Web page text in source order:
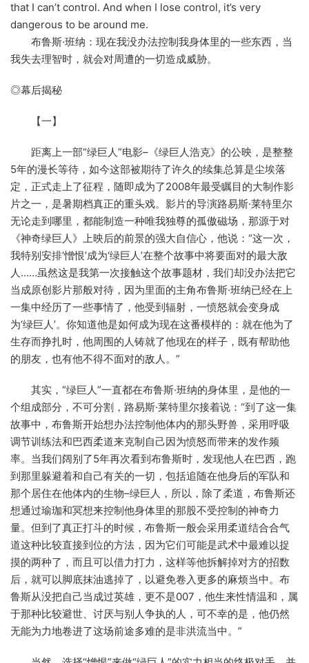
that I can’t control. And when I lose control, it’s very
dangerous to be around me.
布鲁斯·班纳：现在我没办法控制我身体里的一些东西，当
我失去理智时，就会对周遭的一切造成威胁。
◎幕后揭秘
【一】
距离上一部“绿巨人”电影–《绿巨人浩克》的公映，是整整
5年的漫长等待，如今这部被期待了许久的续集总算是尘埃落
定，正式走上了征程，随即成为了2008年最受瞩目的大制作影
片之一，是暑期档真正的重头戏。影片的导演路易斯·莱特里尔
无论走到哪里，都能制造一种唯我独尊的孤傲磁场，那源于对
《神奇绿巨人》上映后的前景的强大自信心，他说：“这一次，
我特别安排‘憎恨’成为‘绿巨人’在整个故事中将要面对的最大敌
人……虽然这是我第一次接触这个故事题材，我们却没办法把它
当成原创影片那般对待，因为里面的主角布鲁斯·班纳已经在上
一集中经历了一些事情了，他受到辐射，一愤怒就会变身成
为‘绿巨人’。你知道他是如何成为现在这番模样的：就在他为了
生存而挣扎时，他周围的人铸就了他现在的样子，既有帮助他
的朋友，也有他不得不面对的敌人。”
其实，“绿巨人”一直都在布鲁斯·班纳的身体里，是他的一
个组成部分，不可分割，路易斯·莱特里尔接着说：“到了这一集
故事中，布鲁斯开始想办法控制他体内的那头野兽，采用呼吸
调节训练法和巴西柔道来克制自己因为愤怒而带来的发作频
率。当我们阔别了5年再次看到布鲁斯时，发现他人在巴西，跑
到那里躲避着和自己有关的一切，包括追随在他身后的军队和
那个居住在他体内的生物–绿巨人，所以，除了柔道，布鲁斯还
想通过瑜珈和冥想来控制他身体里的那股不受控制的神奇力
量。但到了真正打斗的时候，布鲁斯一般会采用柔道结合合气
道这种比较直接到位的方法，因为它们可能是武术中最难以捉
摸的两种了，而且可以借力打力，这样等他拆解掉对方的招数
后，就可以脚底抹油逃掉了，以避免卷入更多的麻烦当中。布
鲁斯从没把自己当成过英雄，更不是007，他生来性情温和，属
于那种比较避世、讨厌与别人争执的人，可不幸的是，他仍然
无能为力地卷进了这场前途多难的是非洪流当中。”